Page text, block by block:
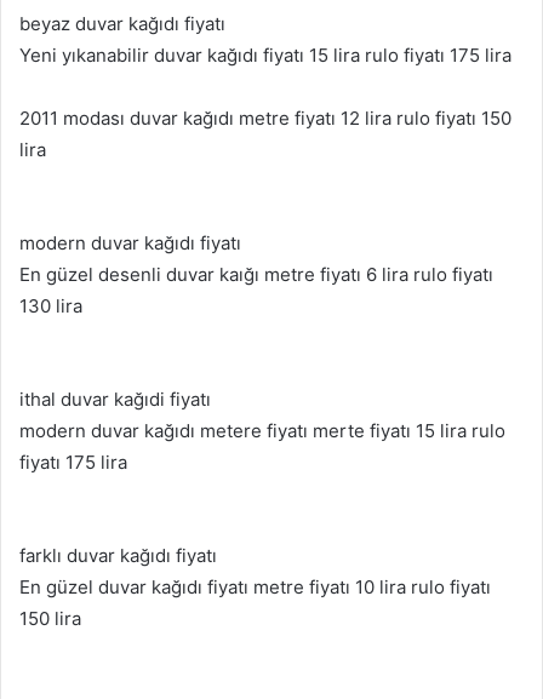
beyaz duvar kağıdı fiyatı
Yeni yıkanabilir duvar kağıdı fiyatı 15 lira rulo fiyatı 175 lira
2011 modası duvar kağıdı metre fiyatı 12 lira rulo fiyatı 150
lira
modern duvar kağıdı fiyatı
En güzel desenli duvar kaığı metre fiyatı 6 lira rulo fiyatı
130 lira
ithal duvar kağıdi fiyatı
modern duvar kağıdı metere fiyatı merte fiyatı 15 lira rulo
fiyatı 175 lira
farklı duvar kağıdı fiyatı
En güzel duvar kağıdı fiyatı metre fiyatı 10 lira rulo fiyatı
150 lira